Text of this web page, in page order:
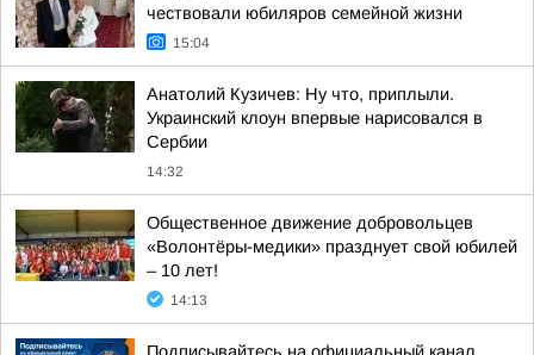
чествовали юбиляров семейной жизни
15:04
Анатолий Кузичев: Ну что, приплыли.
Украинский клоун впервые нарисовался в
Сербии
14:32
Общественное движение добровольцев
«Волонтёры-медики» празднует свой юбилей
– 10 лет!
14:13